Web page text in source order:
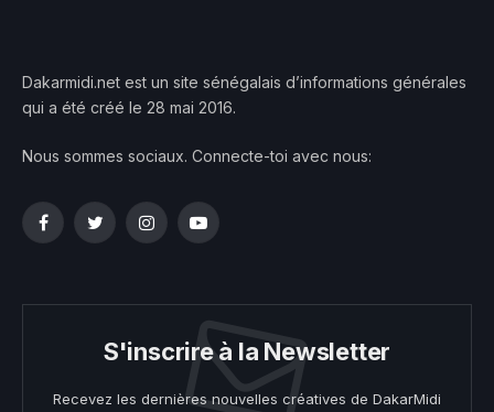
Dakarmidi.net est un site sénégalais d’informations générales
qui a été créé le 28 mai 2016.
Nous sommes sociaux. Connecte-toi avec nous:
FacebookTwitterInstagramYouTube
S'inscrire à la Newsletter
Recevez les dernières nouvelles créatives de DakarMidi